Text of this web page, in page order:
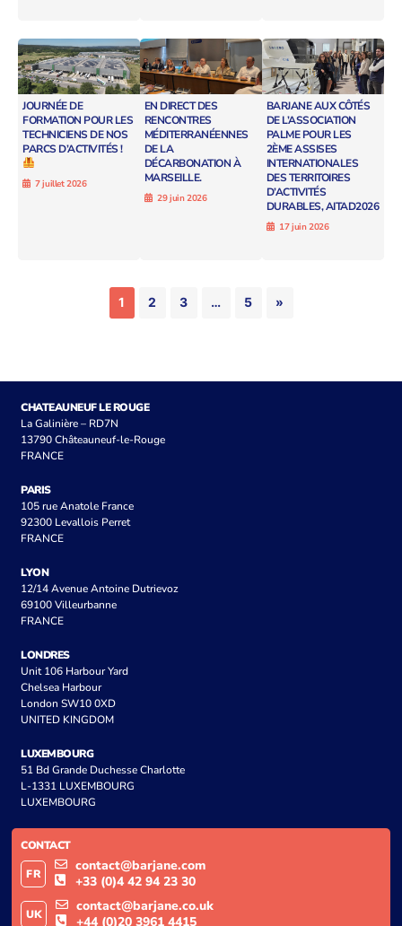
JOURNÉE DE
FORMATION POUR LES
TECHNICIENS DE NOS
PARCS D’ACTIVITÉS !
7 juillet 2026
EN DIRECT DES
RENCONTRES
MÉDITERRANÉENNES
DE LA
DÉCARBONATION À
MARSEILLE.
29 juin 2026
BARJANE AUX CÔTÉS
DE L’ASSOCIATION
PALME POUR LES
2ÈME ASSISES
INTERNATIONALES
DES TERRITOIRES
D’ACTIVITÉS
DURABLES, AITAD2026
17 juin 2026
1 2 3 … 5 »
CHATEAUNEUF LE ROUGE
La Galinière – RD7N
13790 Châteauneuf-le-Rouge
FRANCE
PARIS
105 rue Anatole France
92300 Levallois Perret
FRANCE
LYON
12/14 Avenue Antoine Dutrievoz
69100 Villeurbanne
FRANCE
LONDRES
Unit 106 Harbour Yard
Chelsea Harbour
London SW10 0XD
UNITED KINGDOM
LUXEMBOURG
51 Bd Grande Duchesse Charlotte
L-1331 LUXEMBOURG
LUXEMBOURG
CONTACT
FR
contact@barjane.com
+33 (0)4 42 94 23 30
UK
contact@barjane.co.uk
+44 (0)20 3961 4415